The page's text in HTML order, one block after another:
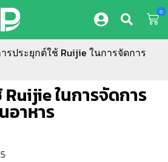
0
รประยุกต์ใช้ Ruijie ในการจัดการ
Ruijie ในการจัดการ
อาหาร